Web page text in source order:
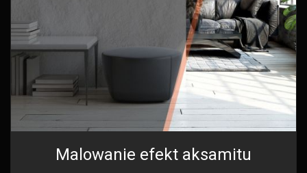
Malowanie efekt aksamitu